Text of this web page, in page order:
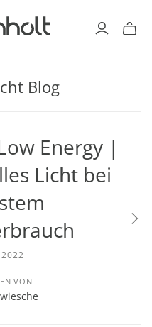
Blog
Energy |
Licht bei
VON